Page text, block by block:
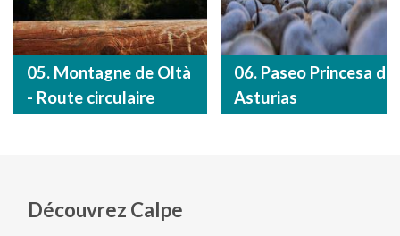
05. Montagne de Oltà
- Route circulaire
06. Paseo Princesa de
Asturias
Découvrez Calpe